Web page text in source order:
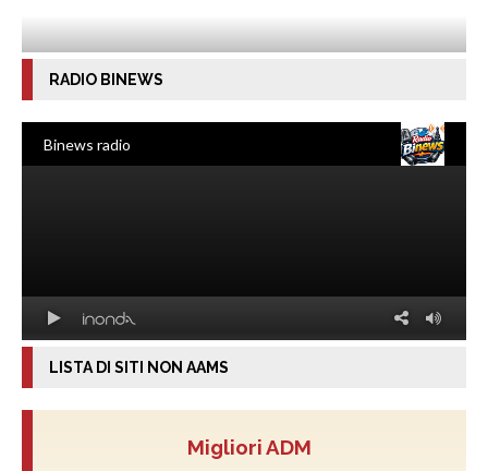
RADIO BINEWS
LISTA DI SITI NON AAMS
Migliori ADM